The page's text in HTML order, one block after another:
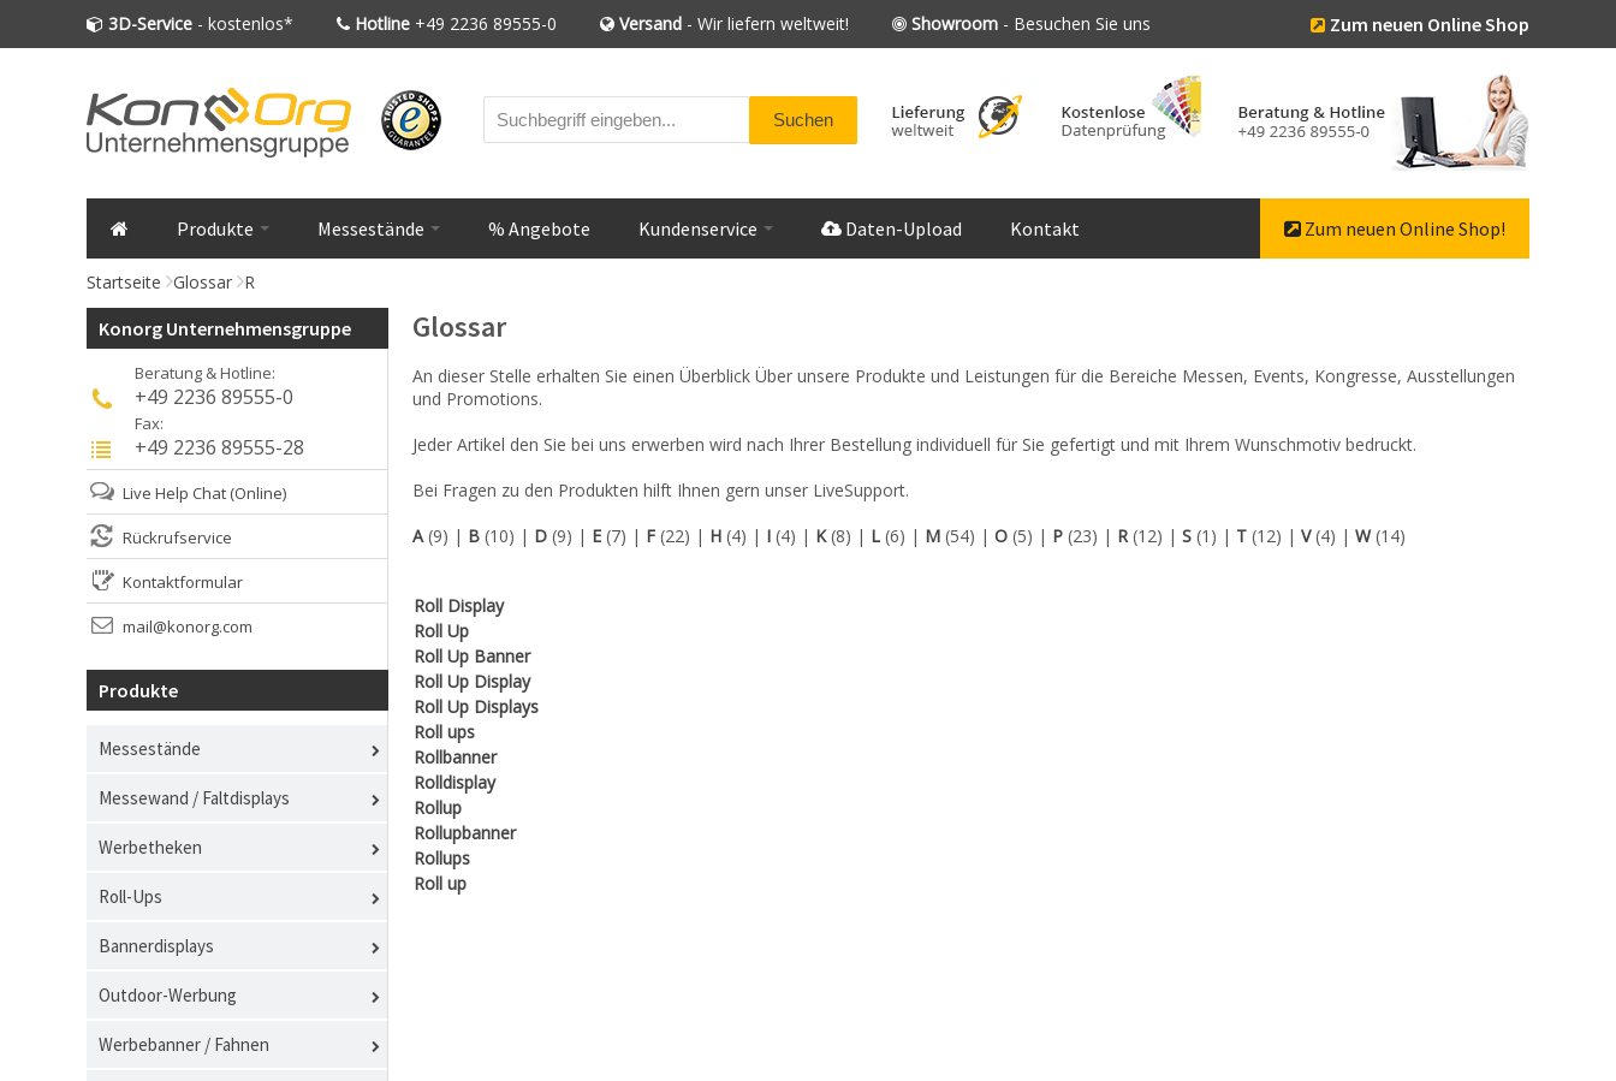
3D-Service - kostenlos* Hotline +49 2236 89555-0 Versand - Wir liefern weltweit! Showroom - Besuchen Sie uns Zum neuen Online Shop
Produkte Messestände % Angebote Kundenservice Daten-Upload Kontakt Zum neuen Online Shop!
Startseite Glossar R
Konorg Unternehmensgruppe
Beratung & Hotline:
+49 2236 89555-0
Fax:
+49 2236 89555-28
Live Help Chat (Online)
Rückrufservice
Kontaktformular
mail@konorg.com
Produkte
Messestände
Messewand / Faltdisplays
Werbetheken
Roll-Ups
Bannerdisplays
Outdoor-Werbung
Werbebanner / Fahnen
Glossar
An dieser Stelle erhalten Sie einen Überblick Über unsere Produkte und Leistungen für die Bereiche Messen, Events, Kongresse, Ausstellungen
und Promotions.
Jeder Artikel den Sie bei uns erwerben wird nach Ihrer Bestellung individuell für Sie gefertigt und mit Ihrem Wunschmotiv bedruckt.
Bei Fragen zu den Produkten hilft Ihnen gern unser LiveSupport.
A(9) | B (10) | D (9) | E (7) | F (22) | H (4) | I (4) | K(8) | L (6) | M (54) | O (5) | P (23) | R(12) | S (1) | T (12) | V(4) | W(14)
Roll Display
Roll Up
Roll Up Banner
Roll Up Display
Roll Up Displays
Roll ups
Rollbanner
Rolldisplay
Rollup
Rollupbanner
Rollups
Roll up